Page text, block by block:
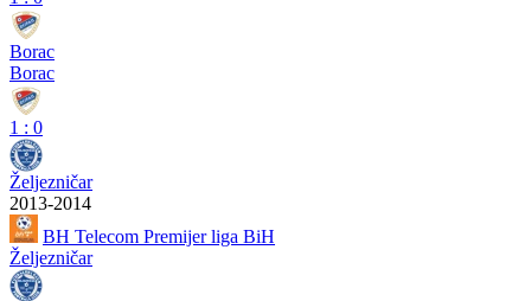
Borac
Borac
1 : 0
Željezničar
2013-2014
BH Telecom Premijer liga BiH
Željezničar